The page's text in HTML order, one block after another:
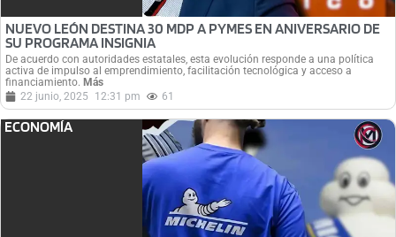
NUEVO LEÓN DESTINA 30 MDP A PYMES EN ANIVERSARIO DE
SU PROGRAMA INSIGNIA
De acuerdo con autoridades estatales, esta evolución responde a una política
activa de impulso al emprendimiento, facilitación tecnológica y acceso a
financiamiento. Más
22 junio, 2025
12:31 pm 61
ECONOMÍA